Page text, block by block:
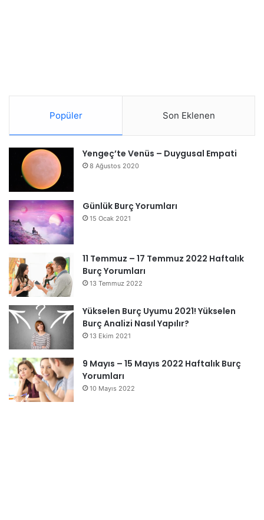
Popüler Son Eklenen
Yengeç’te Venüs – Duygusal Empati
8 Ağustos 2020
Günlük Burç Yorumları
15 Ocak 2021
11 Temmuz – 17 Temmuz 2022 Haftalık
Burç Yorumları
13 Temmuz 2022
Yükselen Burç Uyumu 2021! Yükselen
Burç Analizi Nasıl Yapılır?
13 Ekim 2021
9 Mayıs – 15 Mayıs 2022 Haftalık Burç
Yorumları
10 Mayıs 2022